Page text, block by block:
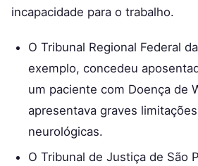
incapacidade para o trabalho.
O Tribunal Regional Federal
exemplo, concedeu
um paciente com Doença de
apresentava graves
neurológicas.
O Tribunal de Justiça de São